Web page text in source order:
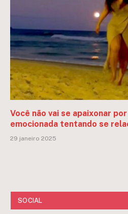
Você não vai se apaixonar
emocionada tentando se
29 janeiro 2025
SOCIAL